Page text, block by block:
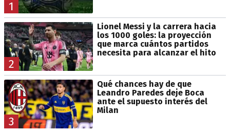
1
2
Lionel Messi y la carrera hacia
los 1000 goles: la proyección
que marca cuántos partidos
necesita para alcanzar el hito
3
Qué chances hay de que
Leandro Paredes deje Boca
ante el supuesto interés del
Milan